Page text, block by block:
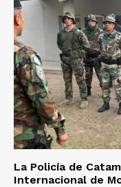
La Policía de
Internacional de